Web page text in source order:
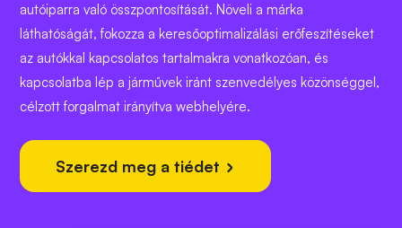
autóiparra való összpontosítását. Növeli a márka
láthatóságát, fokozza a keresőoptimalizálási erőfeszítéseket
az autókkal kapcsolatos tartalmakra vonatkozóan, és
kapcsolatba lép a járművek iránt szenvedélyes közönséggel,
célzott forgalmat irányítva webhelyére.
Szerezd meg a tiédet